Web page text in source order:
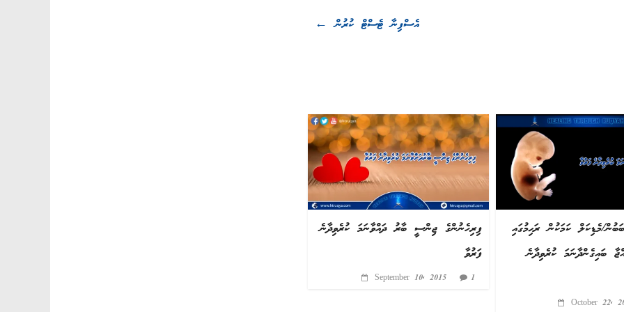
← އެސްފިނާ ޓެސްޓް ކުރުން
ފިރިހެނުންގެ ޖިންސީ ބާރު ދައްވާނަމަ ކުރެވިދާނެ
ފަރުވާ
September 10, 2015 1
މެޑިކަލް ކަމަކުން ރަޙިމުގައި
ބައިގެންދާނަމަ ކުރެވިދާނެ
October 22,